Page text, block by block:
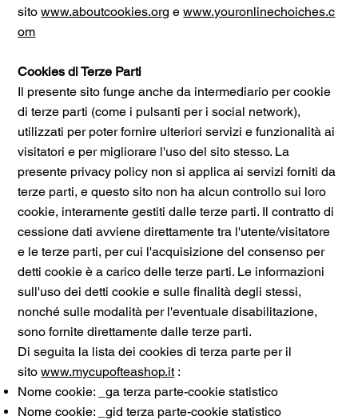
sitowww.aboutcookies.org ewww.youronlinechoiches.c
om
Cookies di Terze Parti
Il presente sito funge anche da intermediario per cookie
di terze parti (come i pulsanti per i social network),
utilizzati per poter fornire ulteriori servizi e funzionalità ai
visitatori e per migliorare l'uso del sito stesso. La
presente privacy policy non si applica ai servizi forniti da
terze parti, e questo sito non ha alcun controllo sui loro
cookie, interamente gestiti dalle terze parti. Il contratto di
cessione dati avviene direttamente tra l'utente/visitatore
e le terze parti, per cui l'acquisizione del consenso per
detti cookie è a carico delle terze parti. Le informazioni
sull'uso dei detti cookie e sulle finalità degli stessi,
nonché sulle modalità per l'eventuale disabilitazione,
sono fornite direttamente dalle terze parti.
Di seguita la lista dei cookies di terza parte per il
sitowww.mycupofteashop.it:
Nome cookie: _ga terza parte-cookie statistico
Nome cookie: _gid terza parte-cookie statistico